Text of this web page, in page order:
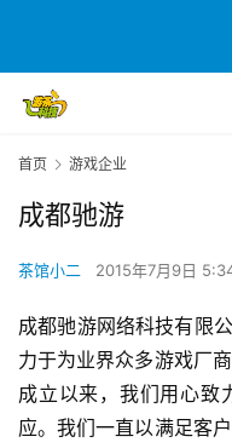
首
游
茶
原
创
首页 游戏企业
成都驰游
茶馆小二 2015年7月9日
成都驰游网络科技有限
力于为业界众多游戏厂
成立以来，我们用心致
应。我们一直以满足客